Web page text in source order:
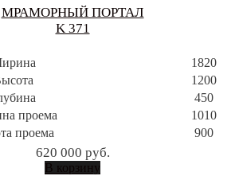
МРАМОРНЫЙ ПОРТАЛ
K 371
1820
1200
450
проема
1010
проема
900
620 000 руб.
В корзину